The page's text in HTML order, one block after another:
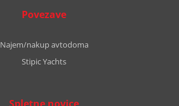
Povezave
Najem/nakup avtodoma
Stipic Yachts